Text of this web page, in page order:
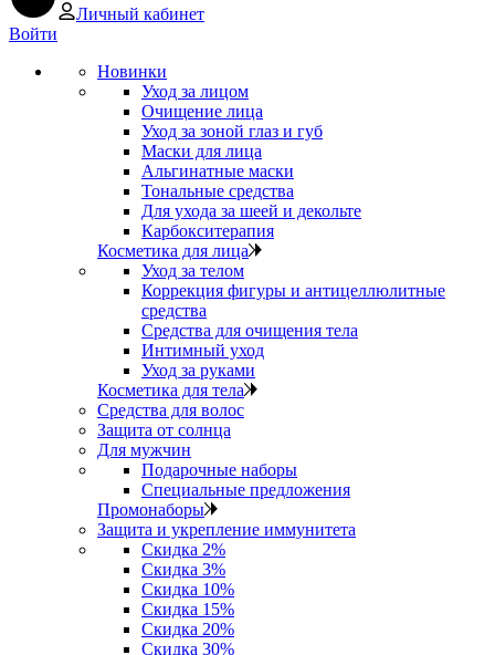
Личный кабинет
Войти
Новинки
Уход за лицом
Очищение лица
Уход за зоной глаз и губ
Маски для лица
Альгинатные маски
Тональные средства
Для ухода за шеей и декольте
Карбокситерапия
Косметика для лица
Уход за телом
Коррекция фигуры и антицеллюлитные
средства
Средства для очищения тела
Интимный уход
Уход за руками
Косметика для тела
Средства для волос
Защита от солнца
Для мужчин
Подарочные наборы
Специальные предложения
Промонаборы
Защита и укрепление иммунитета
Скидка 2%
Скидка 3%
Скидка 10%
Скидка 15%
Скидка 20%
Скидка 30%